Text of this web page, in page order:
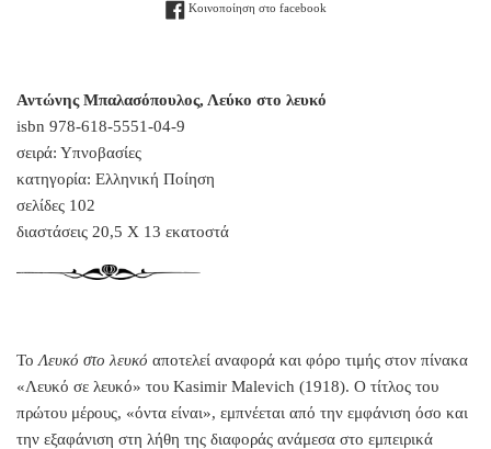
Κοινοποίηση στο facebookFacebook
Αντώνης Μπαλασόπουλος, Λεύκο στο λευκό
isbn 978-618-5551-04-9
σειρά: Υπνοβασίες
κατηγορία: Ελληνική Ποίηση
σελίδες 102
διαστάσεις 20,5 Χ 13 εκατοστά
Το Λευκό στο λευκό αποτελεί αναφορά και φόρο τιμής στον πίνακα
«Λευκό σε λευκό» του Kasimir Malevich (1918). Ο τίτλος του
πρώτου μέρους, «όντα είναι», εμπνέεται από την εμφάνιση όσο και
την εξαφάνιση στη λήθη της διαφοράς ανάμεσα στο εμπειρικά